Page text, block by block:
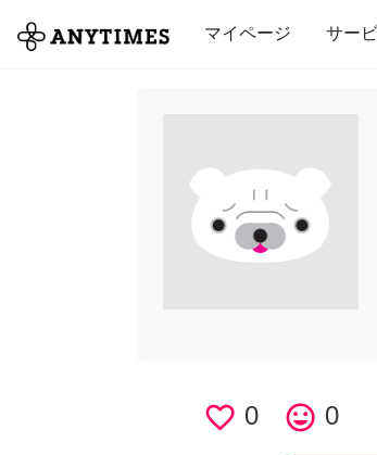
マイページ サー
全て 修理・組立 家事
favorite_border 0 tag_faces 0